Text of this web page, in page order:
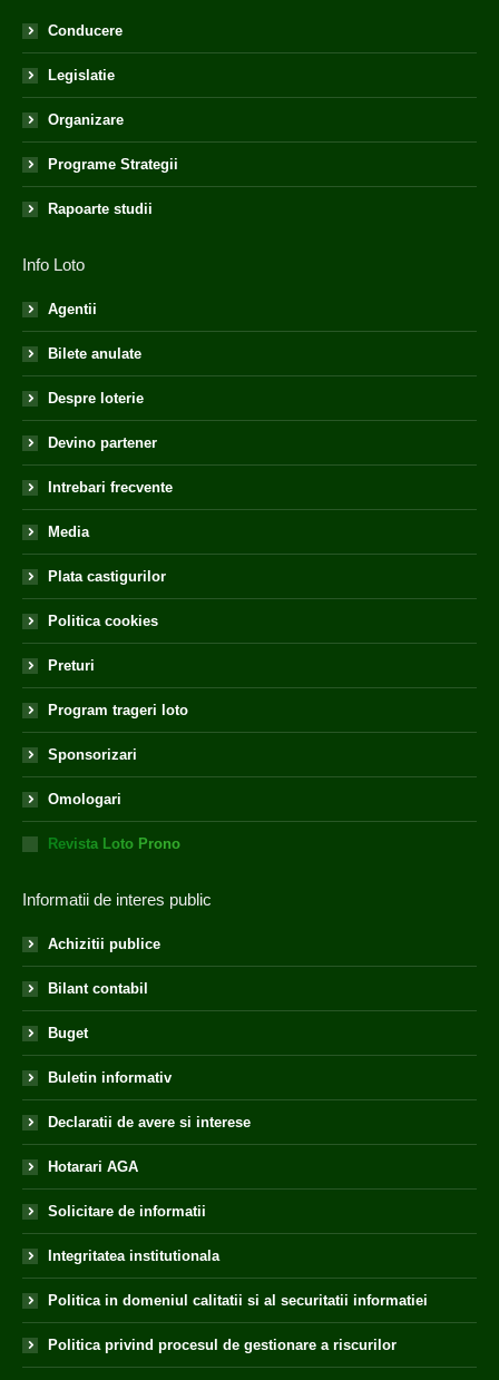
Conducere
Legislatie
Organizare
Programe Strategii
Rapoarte studii
Info Loto
Agentii
Bilete anulate
Despre loterie
Devino partener
Intrebari frecvente
Media
Plata castigurilor
Politica cookies
Preturi
Program trageri loto
Sponsorizari
Omologari
Revista Loto Prono
Informatii de interes public
Achizitii publice
Bilant contabil
Buget
Buletin informativ
Declaratii de avere si interese
Hotarari AGA
Solicitare de informatii
Integritatea institutionala
Politica in domeniul calitatii si al securitatii informatiei
Politica privind procesul de gestionare a riscurilor